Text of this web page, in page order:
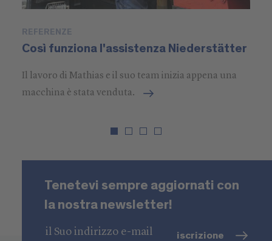
REFERENZE
Così funziona l'assistenza Niederstätter
Il lavoro di Mathias e il suo team inizia appena una
macchina è stata venduta.
Tenetevi sempre aggiornati con
la nostra newsletter!
iscrizione